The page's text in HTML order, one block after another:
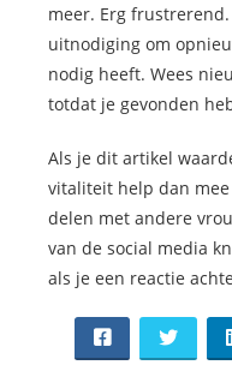
meer. Erg
uitnodiging om
nodig heeft. Wees
totdat je gevonden
Als je dit artikel
vitaliteit help dan
delen met andere
van de social media
als je een reactie